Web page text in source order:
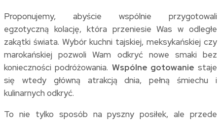
Proponujemy, abyście wspólnie przygotowali
egzotyczną kolację, która przeniesie Was w odległe
zakątki świata. Wybór kuchni tajskiej, meksykańskiej czy
marokańskiej pozwoli Wam odkryć nowe smaki bez
konieczności podróżowania. Wspólne gotowanie staje
się wtedy główną atrakcją dnia, pełną śmiechu i
kulinarnych odkryć.
To nie tylko sposób na pyszny posiłek, ale przede